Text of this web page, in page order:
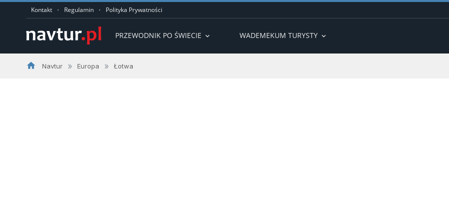
Kontakt · Regulamin · Polityka Prywatności
PRZEWODNIK PO ŚWIECIE expand_more WADEMEKUM TURYSTY expand_more
home Navtur » Europa » Łotwa